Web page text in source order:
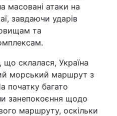
масовані атаки на
завдаючи ударів
та
що склалася, Україна
морський маршрут з
початку багато
занепокоєння щодо
маршруту, оскільки